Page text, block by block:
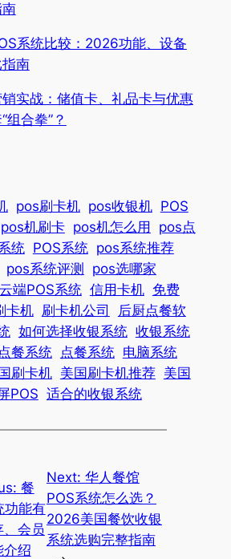
系统比较：2026功能、设备
南
实战：储值卡、礼品卡与优惠
组合拳”？
pos刷卡机 pos收银机 POS
pos机刷卡 pos机怎么用
pos点
统 POS系统 pos系统推荐
pos系统评测
pos选哪家
云端POS系统 信用卡机 免费
卡机 刷卡机公司
后厨点餐软
如何选择收银系统 收银系统
餐系统 点餐系统 电脑系统
刷卡机 美国刷卡机推荐 美国
POS 适合的收银系统
餐
功能有
会员
介绍
Next: 华人餐馆
POS系统怎么选？
2026美国餐饮收银
系统选购完整指南